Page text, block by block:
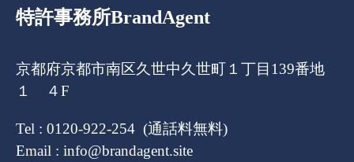
特許事務所BrandAgent
京都府京都市南区久世中久世町１丁目139番地
１ ４F
Tel : 0120-922-254 (通話料無料)
Email : info@brandagent.site